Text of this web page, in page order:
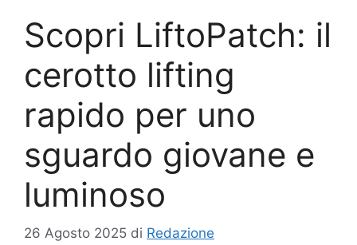
Scopri LiftoPatch: il
cerotto lifting
rapido per uno
sguardo giovane e
luminoso
26 Agosto 2025 di Redazione